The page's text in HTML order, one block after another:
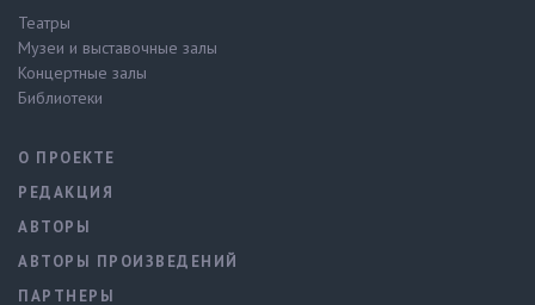
Театры
Музеи и выставочные залы
Концертные залы
Библиотеки
О ПРОЕКТЕ
РЕДАКЦИЯ
АВТОРЫ
АВТОРЫ ПРОИЗВЕДЕНИЙ
ПАРТНЕРЫ